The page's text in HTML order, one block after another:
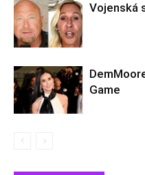
Vojenská
Game